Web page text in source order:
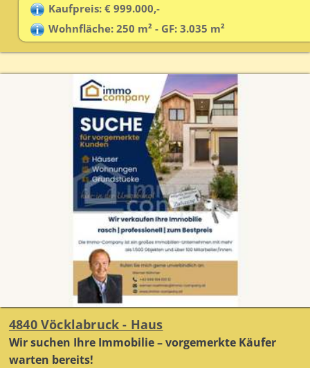
Kaufpreis: € 999.000,-
Wohnfläche: 250 m² - GF: 3.035 m²
4840 Vöcklabruck - Haus
Wir suchen Ihre Immobilie – vorgemerkte Käufer
warten bereits!